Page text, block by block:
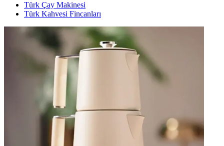
Türk Çay Makinesi
Türk Kahvesi Fincanları